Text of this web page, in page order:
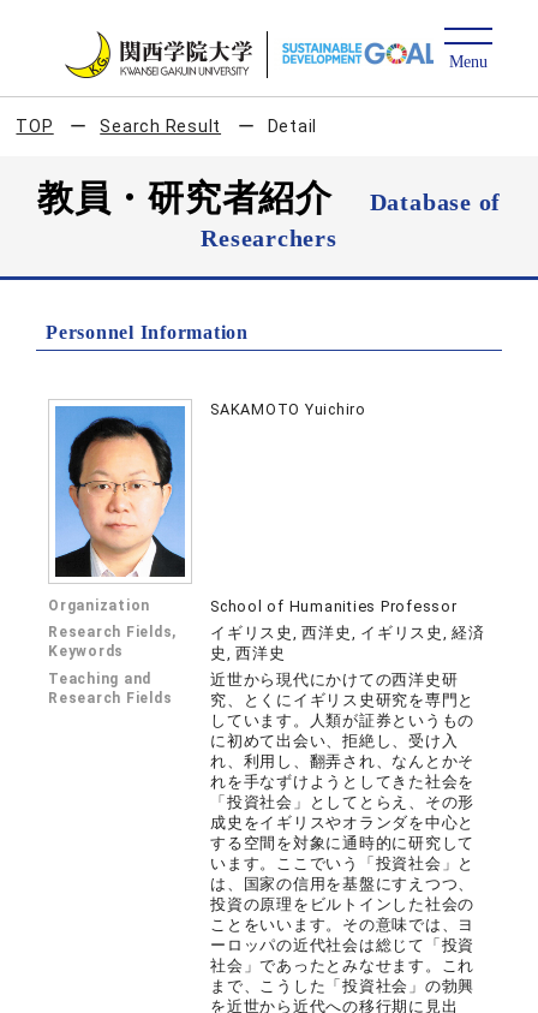
TOP Search Result Detail
教員・研究者紹介
Database of
Researchers
Personnel Information
SAKAMOTO Yuichiro
Organization School of Humanities Professor
Research Fields,
Keywords
イギリス史, 西洋史, イギリス史, 経済
史, 西洋史
Teaching and
Research Fields
近世から現代にかけての西洋史研
究、とくにイギリス史研究を専門と
しています。人類が証券というもの
に初めて出会い、拒絶し、受け入
れ、利用し、翻弄され、なんとかそ
れを手なずけようとしてきた社会を
「投資社会」としてとらえ、その形
成史をイギリスやオランダを中心と
する空間を対象に通時的に研究して
います。ここでいう「投資社会」と
は、国家の信用を基盤にすえつつ、
投資の原理をビルトインした社会の
ことをいいます。その意味では、ヨ
ーロッパの近代社会は総じて「投資
社会」であったとみなせます。これ
まで、こうした「投資社会」の勃興
を近世から近代への移行期に見出